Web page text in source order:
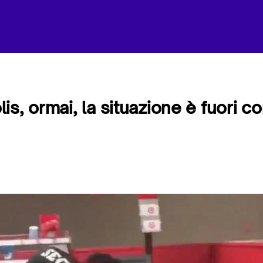
ormai, la situazione è fuori